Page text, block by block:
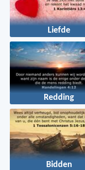
Liefde
Redding
Bidden